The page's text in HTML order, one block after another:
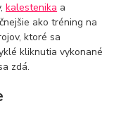
kalestenika a
ako tréning na
ktoré sa
kliknutia vykonané
zdá.